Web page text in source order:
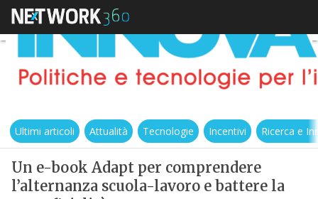
Ultimi articoli Attualità Tecnologie Incentivi Ricerca e
Un e-book Adapt per comprendere
l’alternanza scuola-lavoro e battere la